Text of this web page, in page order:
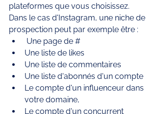
plateformes que vous choisissez.
Dans le cas d'Instagram, une niche de
prospection peut par exemple être :
Une page de #
Une liste de likes
Une liste de commentaires
Une liste d'abonnés d'un compte
Le compte d'un influenceur dans
votre domaine,
Le compte d'un concurrent